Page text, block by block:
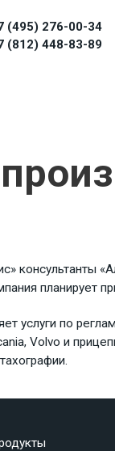
(495) 276-00-34
(812) 448-83-89
консультанты
планирует
услуги по
Volvo и